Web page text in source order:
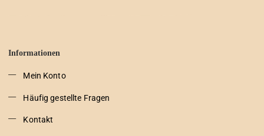
Informationen
Mein Konto
Häufig gestellte Fragen
Kontakt